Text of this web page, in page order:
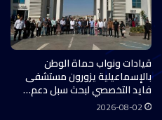
قيادات ونواب حماة الوطن
بالإسماعيلية يزورون مستشفى
فايد التخصصي لبحث سبل دعم…
2026-08-02